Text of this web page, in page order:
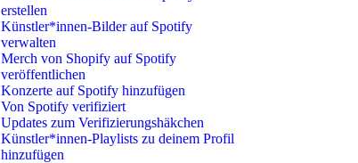
erstellen
Künstler*innen-Bilder auf Spotify
verwalten
Merch von Shopify auf Spotify
veröffentlichen
Konzerte auf Spotify hinzufügen
Von Spotify verifiziert
Updates zum Verifizierungshäkchen
Künstler*innen-Playlists zu deinem Profil
hinzufügen